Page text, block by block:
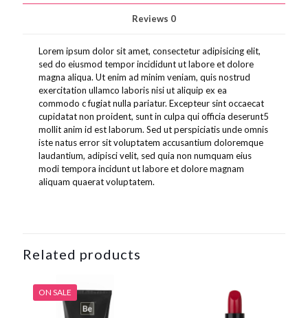
Reviews 0
Lorem ipsum dolor sit amet, consectetur adipisicing elit,
sed do eiusmod tempor incididunt ut labore et dolore
magna aliqua. Ut enim ad minim veniam, quis nostrud
exercitation ullamco laboris nisi ut aliquip ex ea
commodo c fugiat nulla pariatur. Excepteur sint occaecat
cupidatat non proident, sunt in culpa qui officia deserunt5
mollit anim id est laborum. Sed ut perspiciatis unde omnis
iste natus error sit voluptatem accusantium doloremque
laudantium, adipisci velit, sed quia non numquam eius
modi tempora incidunt ut labore et dolore magnam
aliquam quaerat voluptatem.
Related products
ON SALE